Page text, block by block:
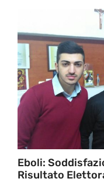
Eboli:
Risultato